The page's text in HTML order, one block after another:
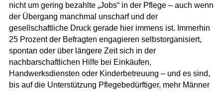
nicht um gering bezahlte „Jobs“ in der Pflege – auch wenn
der Übergang manchmal unscharf und der
gesellschaftliche Druck gerade hier immens ist. Immerhin
25 Prozent der Befragten engagieren selbstorganisiert,
spontan oder über längere Zeit sich in der
nachbarschaftlichen Hilfe bei Einkäufen,
Handwerksdiensten oder Kinderbetreuung – und es sind,
bis auf die Unterstützung Pflegebedürftiger, mehr Männer